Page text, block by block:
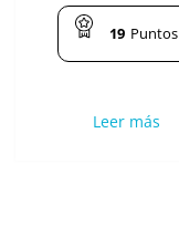
19 Puntos
Leer más